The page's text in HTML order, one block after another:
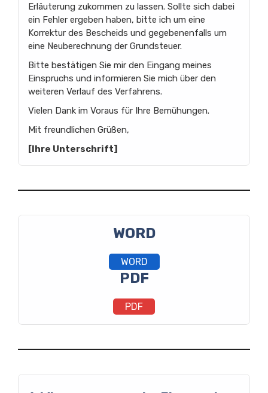
Erläuterung zukommen zu lassen. Sollte sich dabei
ein Fehler ergeben haben, bitte ich um eine
Korrektur des Bescheids und gegebenenfalls um
eine Neuberechnung der Grundsteuer.
Bitte bestätigen Sie mir den Eingang meines
Einspruchs und informieren Sie mich über den
weiteren Verlauf des Verfahrens.
Vielen Dank im Voraus für Ihre Bemühungen.
Mit freundlichen Grüßen,
[Ihre Unterschrift]
WORD
WORD
PDF
PDF